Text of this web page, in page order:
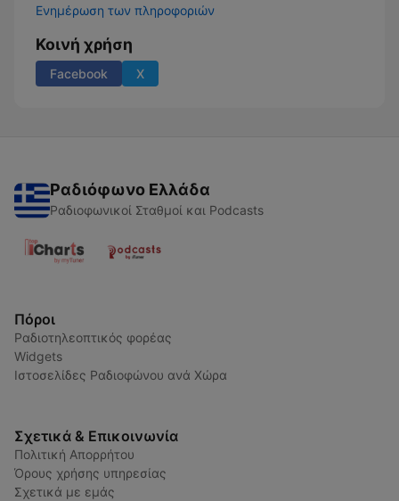
Ενημέρωση των πληροφοριών
Κοινή χρήση
Facebook X
Ραδιόφωνο Ελλάδα
Ραδιοφωνικοί Σταθμοί και Podcasts
Πόροι
Ραδιοτηλεοπτικός φορέας
Widgets
Ιστοσελίδες Ραδιοφώνου ανά Χώρα
Σχετικά & Επικοινωνία
Πολιτική Απορρήτου
Όρους χρήσης υπηρεσίας
Σχετικά με εμάς